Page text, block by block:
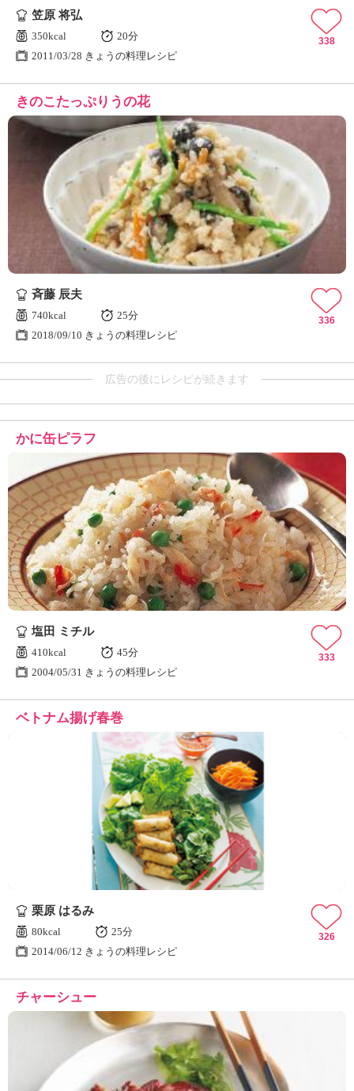
笠原 将弘
350kcal
20分
2011/03/28 きょうの料理レシピ
338
きのこたっぷりうの花
斉藤 辰夫
740kcal
25分
2018/09/10 きょうの料理レシピ
336
広告の後にレシピが続きます
かに缶ピラフ
塩田 ミチル
410kcal
45分
2004/05/31 きょうの料理レシピ
333
ベトナム揚げ春巻
栗原 はるみ
80kcal
25分
2014/06/12 きょうの料理レシピ
326
チャーシュー